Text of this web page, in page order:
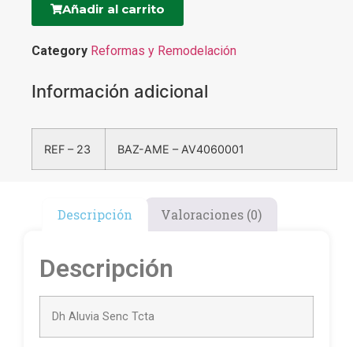
Añadir al carrito
Category Reformas y Remodelación
Información adicional
REF – 23 BAZ-AME – AV4060001
Descripción Valoraciones (0)
Descripción
Dh Aluvia Senc Tcta